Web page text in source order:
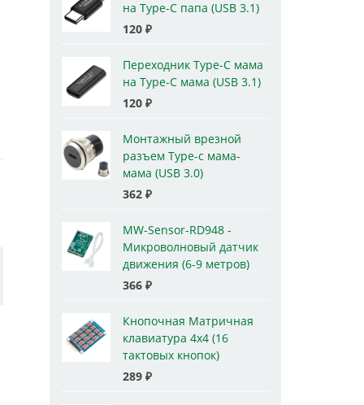
на Type-C папа (USB 3.1)
120 ₽
Переходник Type-C мама
на Type-C мама (USB 3.1)
120 ₽
Монтажный врезной
разъем Type-c мама-
мама (USB 3.0)
362 ₽
MW-Sensor-RD948 -
Микроволновый датчик
движения (6-9 метров)
366 ₽
Кнопочная Матричная
клавиатура 4x4 (16
тактовых кнопок)
289 ₽